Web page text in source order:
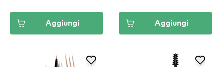
Aggiungi Aggiungi